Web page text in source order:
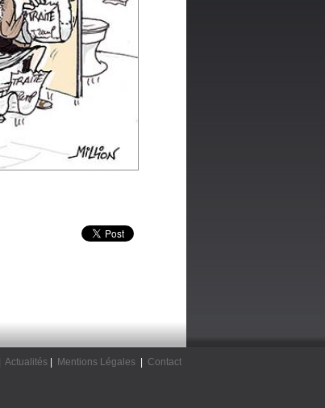
Actualités| Mentions Légales|
Contact